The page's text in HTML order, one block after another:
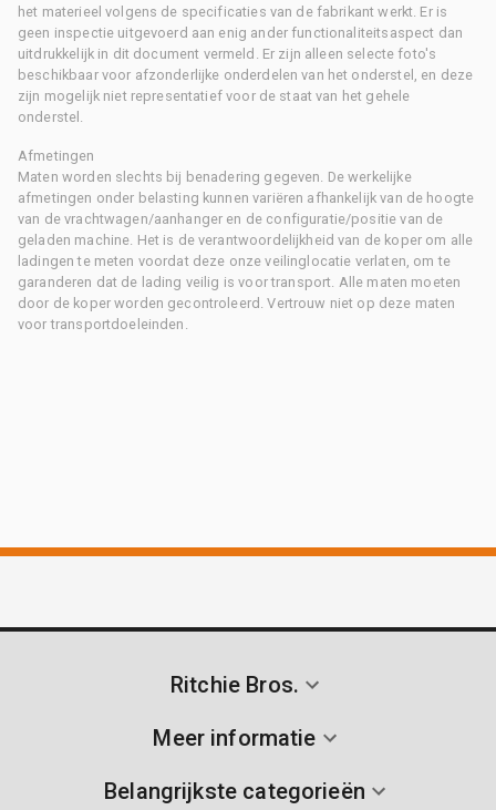
het materieel volgens de specificaties van de fabrikant werkt. Er is
geen inspectie uitgevoerd aan enig ander functionaliteitsaspect dan
uitdrukkelijk in dit document vermeld. Er zijn alleen selecte foto's
beschikbaar voor afzonderlijke onderdelen van het onderstel, en deze
zijn mogelijk niet representatief voor de staat van het gehele
onderstel.
Afmetingen
Maten worden slechts bij benadering gegeven. De werkelijke
afmetingen onder belasting kunnen variëren afhankelijk van de hoogte
van de vrachtwagen/aanhanger en de configuratie/positie van de
geladen machine. Het is de verantwoordelijkheid van de koper om alle
ladingen te meten voordat deze onze veilinglocatie verlaten, om te
garanderen dat de lading veilig is voor transport. Alle maten moeten
door de koper worden gecontroleerd. Vertrouw niet op deze maten
voor transportdoeleinden.
Ritchie Bros.
Meer informatie
Belangrijkste categorieën